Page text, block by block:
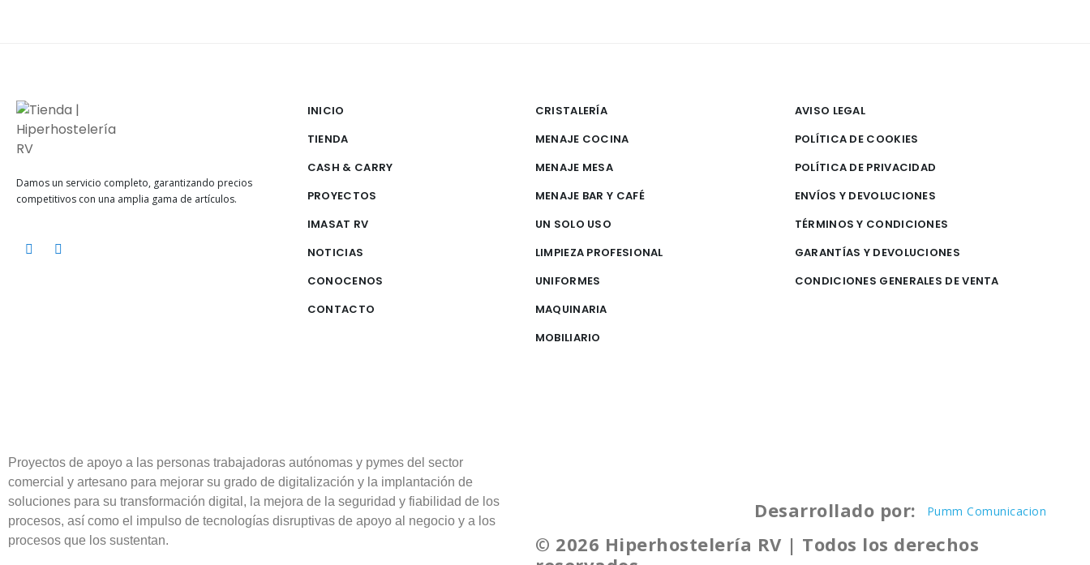
Damos un servicio completo, garantizando precios
competitivos con una amplia gama de artículos.
INICIO
TIENDA
CASH & CARRY
PROYECTOS
IMASAT RV
NOTICIAS
CONOCENOS
CONTACTO
CRISTALERÍA
MENAJE COCINA
MENAJE MESA
MENAJE BAR Y CAFÉ
UN SOLO USO
LIMPIEZA PROFESIONAL
UNIFORMES
MAQUINARIA
MOBILIARIO
AVISO LEGAL
POLÍTICA DE COOKIES
POLÍTICA DE PRIVACIDAD
ENVÍOS Y DEVOLUCIONES
TÉRMINOS Y CONDICIONES
GARANTÍAS Y DEVOLUCIONES
CONDICIONES GENERALES DE VENTA
Proyectos de apoyo a las personas trabajadoras autónomas y pymes del sector
comercial y artesano para mejorar su grado de digitalización y la implantación de
soluciones para su transformación digital, la mejora de la seguridad y fiabilidad de los
procesos, así como el impulso de tecnologías disruptivas de apoyo al negocio y a los
procesos que los sustentan.
Desarrollado por: Pumm Comunicacion
© 2026 Hiperhostelería RV | Todos los derechos